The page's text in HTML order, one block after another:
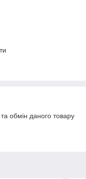
обмін даного товару